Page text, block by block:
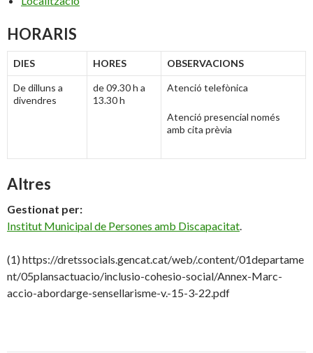
HORARIS
DIES HORES OBSERVACIONS
De dilluns a
divendres
de 09.30 h a
13.30 h
Atenció telefònica
Atenció presencial només
amb cita prèvia
Altres
Gestionat per:
Institut Municipal de Persones amb Discapacitat.
(1) https://dretssocials.gencat.cat/web/.content/01departame
nt/05plansactuacio/inclusio-cohesio-social/Annex-Marc-
accio-abordarge-sensellarisme-v.-15-3-22.pdf